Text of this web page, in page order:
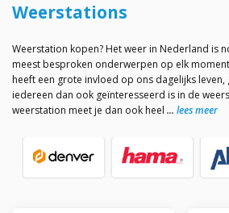
Weerstations
Weerstation kopen? Het weer in Nederland is
meest besproken onderwerpen op elk
heeft een grote invloed op ons dagelijks
iedereen dan ook geïnteresseerd is in de
weerstation meet je dan ook heel
lees meer